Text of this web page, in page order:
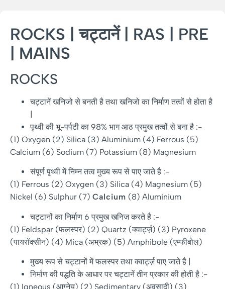
ROCKS | चट्टानें | RAS | PRE
| MAINS
ROCKS
चट्टानें खनिजो से बनती है तथा खनिजो का निर्माण तत्वों से होता है
|
पृथ्वी की भू-पर्पटी का 98% भाग आठ प्रमुख तत्वों से बना है :-
(1) Oxygen (2) Silica (3) Aluminium (4) Ferrous (5)
Calcium (6) Sodium (7) Potassium (8) Magnesium
संपूर्ण पृथ्वी में निम्न तत्व मुख्य रूप से पाए जाते है :-
(1) Ferrous (2) Oxygen (3) Silica (4) Magnesium (5)
Nickel (6) Sulphur (7) Calcium (8) Aluminium
चट्टानों का निर्माण 6 प्रमुख खनिज करते है :-
(1) Feldspar (फलस्पर) (2) Quartz (क्वार्ट्ज़) (3) Pyroxene
(पायरॉक्सीन) (4) Mica (अभ्रक) (5) Amphibole (एम्फीबोल)
मुख्य रूप से चट्टानों में फलस्पर तथा क्वार्ट्ज़ पाए जाते है |
निर्माण की पद्धति के आधार पर चट्टानें तीन प्रकार की होती है :-
(1) Igneous (आग्नेय) (2) Sedimentary (अवसादी) (3)